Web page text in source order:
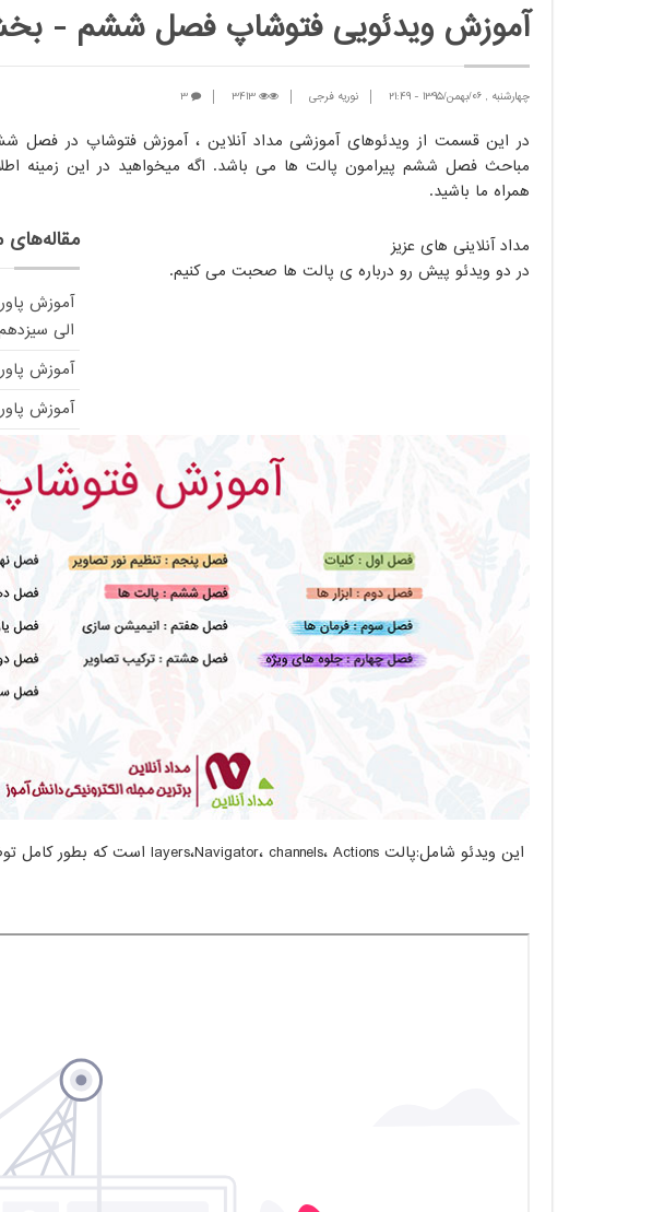
آموزش ویدئویی فتوشاپ فصل ششم -
چهارشنبه , 06/بهمن/1395 -
21:49 نوریه فرجی 3413
در این قسمت از ویدئوهای آموزشی مداد آنلاین ، آموزش فتوشاپ در فصل
مباحث فصل ششم پیرامون پالت ها می باشد. اگه میخواهید در این زمینه
همراه ما باشید.
مقاله‌های
الی
آموزش پاورپوینت
آموزش پاورپوینت
مداد آنلاینی های عزیز
در دو ویدئو پیش رو درباره ی پالت ها صحبت می کنیم.
این ویدئو شامل:پالت layers،Navigator، channels، Actions است که بطور کامل توضیح داده شده است.